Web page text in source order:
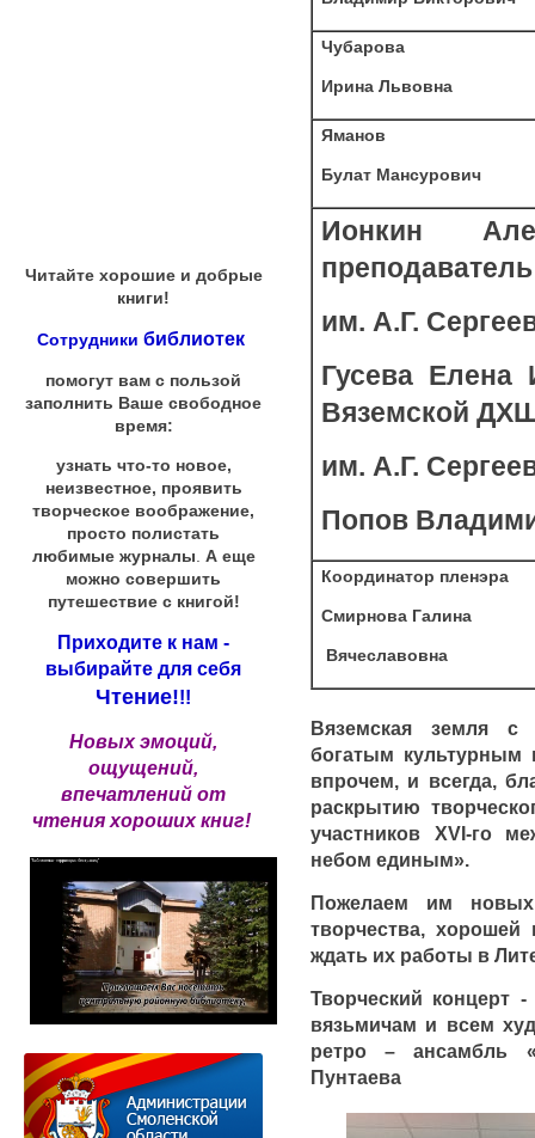
Чубарова
Ирина Львовна
Яманов
Булат Мансурович
Ионкин
им. А.Г.
Гусева Елена
Вяземской
им. А.Г.
Попов
Координатор пленэра
Смирнова Галина
Вячеславовна
Вяземская земля с
богатым культурным
впрочем, и всегда,
раскрытию
участников XVI-го
небом единым».
Пожелаем им
творчества,
ждать их работы в
Творческий концерт
вязьмичам и всем
ретро – ансамбль
Пунтаева
Читайте хорошие и добрые
книги!
Сотрудники библиотек
помогут вам с пользой
заполнить Ваше свободное
время:
узнать что-то новое,
неизвестное, проявить
творческое воображение,
просто полистать
любимые журналы А еще
можно совершить
путешествие с книгой!
Приходите к нам -
выбирайте для себя
Чтение!!!
Новых эмоций,
ощущений,
впечатлений от
чтения хороших книг!